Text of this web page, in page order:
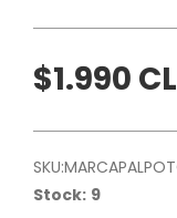
$1.990
SKU:
Stock: 9